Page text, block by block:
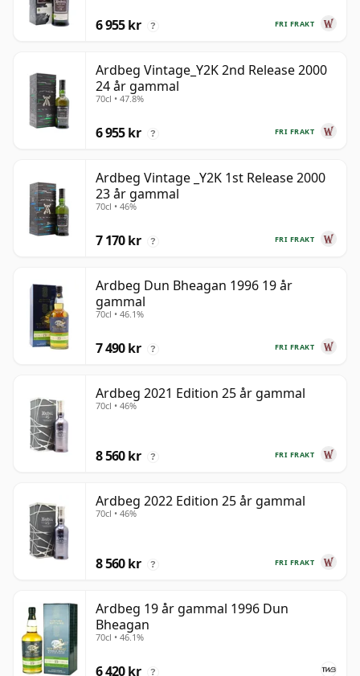
FRI FRAKT
6 955 kr ?
Ardbeg Vintage_Y2K 2nd Release 2000
24 år gammal
70cl • 47.8%
FRI FRAKT
6 955 kr ?
Ardbeg Vintage _Y2K 1st Release 2000
23 år gammal
70cl • 46%
FRI FRAKT
7 170 kr ?
Ardbeg Dun Bheagan 1996 19 år
gammal
70cl • 46.1%
FRI FRAKT
7 490 kr ?
Ardbeg 2021 Edition 25 år gammal
70cl • 46%
FRI FRAKT
8 560 kr ?
Ardbeg 2022 Edition 25 år gammal
70cl • 46%
FRI FRAKT
8 560 kr ?
Ardbeg 19 år gammal 1996 Dun
Bheagan
70cl • 46.1%
6 420 kr ?